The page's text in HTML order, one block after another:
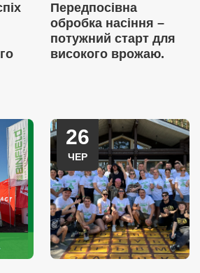
Передпосівна
обробка насіння –
потужний старт для
високого врожаю.
26
ЧЕР